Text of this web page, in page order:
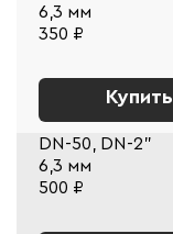
6,3 мм
350 ₽
Купить
DN-50, DN-2"
6,3 мм
500 ₽